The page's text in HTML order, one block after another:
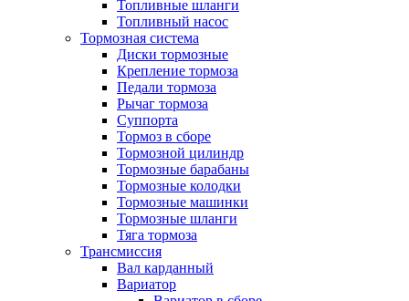
Топливные шланги
Топливный насос
Тормозная система
Диски тормозные
Крепление тормоза
Педали тормоза
Рычаг тормоза
Суппорта
Тормоз в сборе
Тормозной цилиндр
Тормозные барабаны
Тормозные колодки
Тормозные машинки
Тормозные шланги
Тяга тормоза
Трансмиссия
Вал карданный
Вариатор